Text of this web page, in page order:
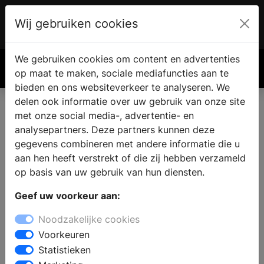
€ 0.00
Wij gebruiken cookies
We gebruiken cookies om content en advertenties
op maat te maken, sociale mediafuncties aan te
bieden en ons websiteverkeer te analyseren. We
delen ook informatie over uw gebruik van onze site
met onze social media-, advertentie- en
analysepartners. Deze partners kunnen deze
gegevens combineren met andere informatie die u
aan hen heeft verstrekt of die zij hebben verzameld
op basis van uw gebruik van hun diensten.
Geef uw voorkeur aan:
Noodzakelijke cookies
Voorkeuren
Statistieken